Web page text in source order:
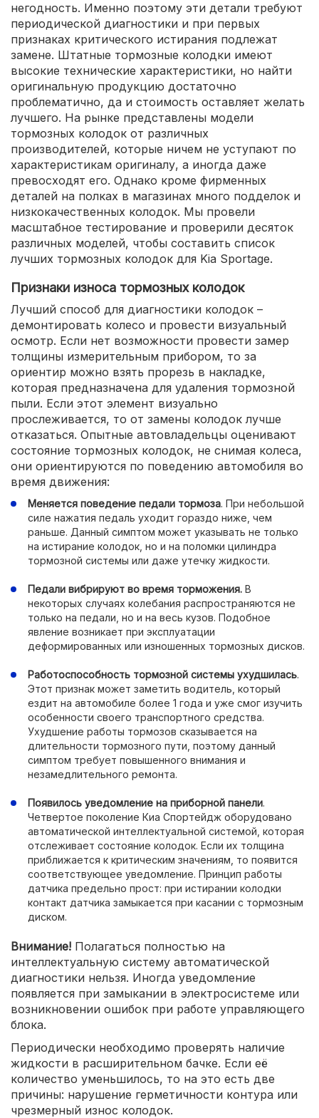
негодность. Именно поэтому эти детали требуют
периодической диагностики и при первых
признаках критического истирания подлежат
замене. Штатные тормозные колодки имеют
высокие технические характеристики, но найти
оригинальную продукцию достаточно
проблематично, да и стоимость оставляет желать
лучшего. На рынке представлены модели
тормозных колодок от различных
производителей, которые ничем не уступают по
характеристикам оригиналу, а иногда даже
превосходят его. Однако кроме фирменных
деталей на полках в магазинах много подделок и
низкокачественных колодок. Мы провели
масштабное тестирование и проверили десяток
различных моделей, чтобы составить список
лучших тормозных колодок для Kia Sportage.
Признаки износа тормозных колодок
Лучший способ для диагностики колодок –
демонтировать колесо и провести визуальный
осмотр. Если нет возможности провести замер
толщины измерительным прибором, то за
ориентир можно взять прорезь в накладке,
которая предназначена для удаления тормозной
пыли. Если этот элемент визуально
прослеживается, то от замены колодок лучше
отказаться. Опытные автовладельцы оценивают
состояние тормозных колодок, не снимая колеса,
они ориентируются по поведению автомобиля во
время движения:
Меняется поведение педали тормоза. При небольшой
силе нажатия педаль уходит гораздо ниже, чем
раньше. Данный симптом может указывать не только
на истирание колодок, но и на поломки цилиндра
тормозной системы или даже утечку жидкости.
Педали вибрируют во время торможения. В
некоторых случаях колебания распространяются не
только на педали, но и на весь кузов. Подобное
явление возникает при эксплуатации
деформированных или изношенных тормозных дисков.
Работоспособность тормозной системы ухудшилась.
Этот признак может заметить водитель, который
ездит на автомобиле более 1 года и уже смог изучить
особенности своего транспортного средства.
Ухудшение работы тормозов сказывается на
длительности тормозного пути, поэтому данный
симптом требует повышенного внимания и
незамедлительного ремонта.
Появилось уведомление на приборной панели.
Четвертое поколение Киа Спортейдж оборудовано
автоматической интеллектуальной системой, которая
отслеживает состояние колодок. Если их толщина
приближается к критическим значениям, то появится
соответствующее уведомление. Принцип работы
датчика предельно прост: при истирании колодки
контакт датчика замыкается при касании с тормозным
диском.
Внимание! Полагаться полностью на
интеллектуальную систему автоматической
диагностики нельзя. Иногда уведомление
появляется при замыкании в электросистеме или
возникновении ошибок при работе управляющего
блока.
Периодически необходимо проверять наличие
жидкости в расширительном бачке. Если её
количество уменьшилось, то на это есть две
причины: нарушение герметичности контура или
чрезмерный износ колодок.